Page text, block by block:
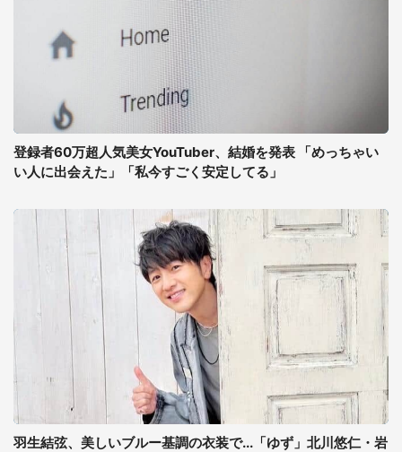
登録者60万超人気美女YouTuber、結婚を発表 「めっちゃい
い人に出会えた」「私今すごく安定してる」
羽生結弦、美しいブルー基調の衣装で...「ゆず」北川悠仁・岩